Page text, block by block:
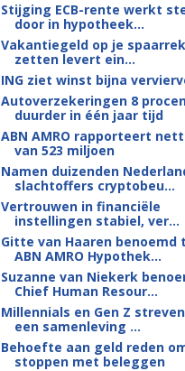
Stijging ECB-rente werkt
door in hypotheek...
Vakantiegeld op je
zetten levert ein...
ING ziet winst bijna
Autoverzekeringen 8
duurder in één jaar tijd
ABN AMRO rapporteert
van 523 miljoen
Namen duizenden
slachtoffers cryptobeu...
Vertrouwen in financiële
instellingen stabiel, ver...
Gitte van Haaren benoemd
ABN AMRO Hypothek...
Suzanne van Niekerk
Chief Human Resour...
Millennials en Gen Z
een samenleving ...
Behoefte aan geld reden
stoppen met beleggen